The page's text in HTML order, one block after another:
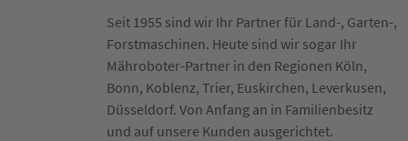
Seit 1955 sind wir Ihr Partner für Land-, Garten-,
Forstmaschinen. Heute sind wir sogar Ihr
Mähroboter-Partner in den Regionen Köln,
Bonn, Koblenz, Trier, Euskirchen, Leverkusen,
Düsseldorf. Von Anfang an in Familienbesitz
und auf unsere Kunden ausgerichtet.